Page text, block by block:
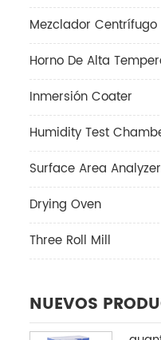
Mezclador
Horno De Alta
Inmersión Coater
Humidity Test
Surface Area Analyzer
Drying Oven
Three Roll Mill
NUEVOS